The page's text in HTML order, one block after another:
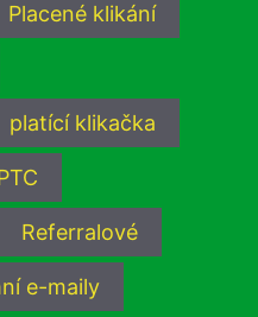
Placené klikání
platící klikačka
Referralové
e-maily